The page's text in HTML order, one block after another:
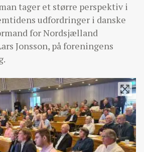
tager et større perspektiv i
udfordringer i danske
for Nordsjælland
Jonsson, på foreningens